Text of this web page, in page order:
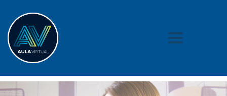
Toggle